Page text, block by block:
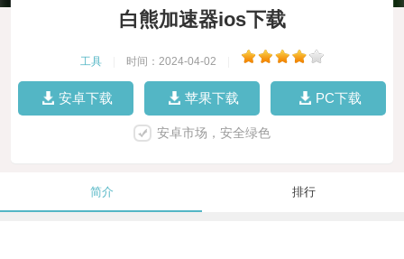
白熊加速器ios下载
工具 时间：2024-04-02
安卓下载 苹果下载 PC下载
安卓市场，安全绿色
简介 排行